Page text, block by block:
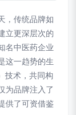
，传统品牌如
立更深层次的
名中医药企业
这一趋势的生
技术，共同构
为品牌注入了
供了可资借鉴